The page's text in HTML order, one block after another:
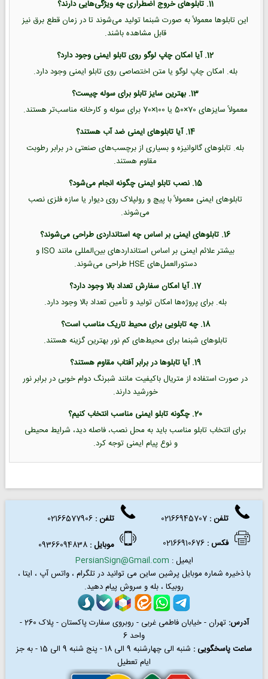
11. تابلوهای خروج اضطراری چه ویژگی‌هایی دارند؟
این تابلوها معمولاً به صورت شبنما تولید می‌شوند تا در زمان قطع برق نیز
قابل مشاهده باشند.
12. آیا امکان چاپ لوگو روی تابلو ایمنی وجود دارد؟
بله. امکان چاپ لوگو یا متن اختصاصی روی تابلو ایمنی وجود دارد.
13. بهترین سایز تابلو برای سوله چیست؟
معمولاً سایزهای 70×50 یا 100×70 برای سوله و کارخانه مناسب‌تر هستند.
14. آیا تابلوهای ایمنی ضد آب هستند؟
بله. تابلوهای گالوانیزه و بسیاری از برچسب‌های صنعتی در برابر رطوبت
مقاوم هستند.
15. نصب تابلو ایمنی چگونه انجام می‌شود؟
تابلوهای ایمنی معمولاً با پیچ و رولپلاک روی دیوار یا سازه فلزی نصب
می‌شوند.
16. تابلوهای ایمنی بر اساس چه استانداردی طراحی می‌شوند؟
بیشتر علائم ایمنی بر اساس استانداردهای بین‌المللی مانند ISO و
دستورالعمل‌های HSE طراحی می‌شوند.
17. آیا امکان سفارش تعداد بالا وجود دارد؟
بله. برای پروژه‌ها امکان تولید و تأمین تعداد بالا وجود دارد.
18. چه تابلویی برای محیط تاریک مناسب است؟
تابلوهای شبنما برای محیط‌های کم نور بهترین گزینه هستند.
19. آیا تابلوها در برابر آفتاب مقاوم هستند؟
در صورت استفاده از متریال باکیفیت مانند شبرنگ دوام خوبی در برابر نور
خورشید دارند.
20. چگونه تابلو ایمنی مناسب انتخاب کنیم؟
برای انتخاب تابلو مناسب باید به محل نصب، فاصله دید، شرایط محیطی
و نوع پیام ایمنی توجه کرد.
تلفن : تلفن:
02166577906
فکس:
02166910676 موبایل :
ایمیل : PersianSign@Gmail.com
با ذخیره شماره موبایل پرشین ساین می توانید درتلگرام ، واتس آپ ، ایتا ،
روبیکا ، بله و سروش پیام دهید.
آدرس:
تهران - خیابان فاطمی غربی - روبروی سفارت پاکستان - پلاک 260 -
واحد 6
ساعت پاسخگویی :
شنبه الی چهارشنبه 9 الی 18 - پنج شنبه 9 الی 15 - به جز
ایام تعطیل